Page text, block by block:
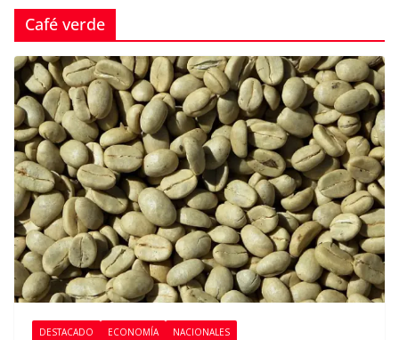
Café verde
DESTACADO ECONOMÍA NACIONALES